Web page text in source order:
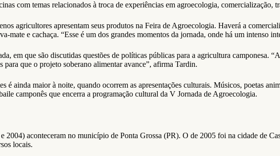
com temas relacionados à troca de experiências em agroecologia, comercialização,
agricultores apresentam seus produtos na Feira de Agroecologia. Haverá a
mate e cachaça. “Esse é um dos grandes momentos da jornada, onde há um intenso
em que são discutidas questões de políticas públicas para a agricultura camponesa.
para que o projeto soberano alimentar avance”, afirma Tardin.
é ainda maior à noite, quando ocorrem as apresentações culturais. Músicos, poetas
camponês que encerra a programação cultural da V Jornada de Agroecologia.
2004) aconteceram no município de Ponta Grossa (PR). O de 2005 foi na cidade de
locais.